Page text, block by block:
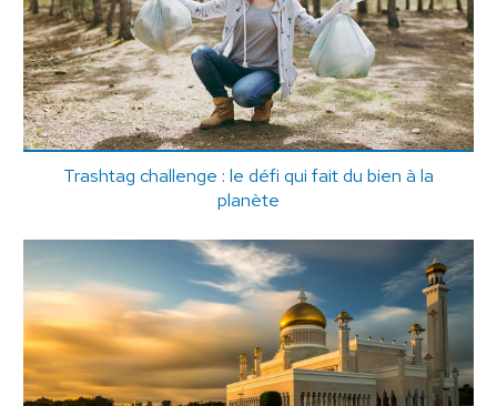
Trashtag challenge : le défi qui fait du bien à la
planète